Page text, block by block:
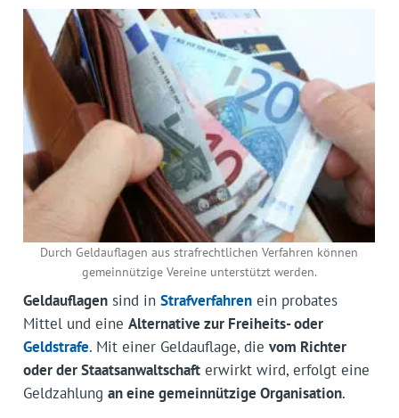
Durch Geldauflagen aus strafrechtlichen Verfahren können
gemeinnützige Vereine unterstützt werden.
Geldauflagensind in Strafverfahrenein probates
Mittel und eine Alternative zur Freiheits- oder
Geldstrafe. Mit einer Geldauflage, die vom Richter
oder der Staatsanwaltschafterwirkt wird, erfolgt eine
Geldzahlung an eine gemeinnützige Organisation.